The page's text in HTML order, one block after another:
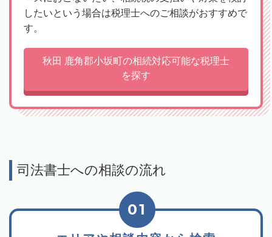
したいという場合は税理士へのご相談がおすすめで
す。
秋田 鹿角郡小坂町の相続対応可能な税理士
を探す
司法書士への相談の流れ
01